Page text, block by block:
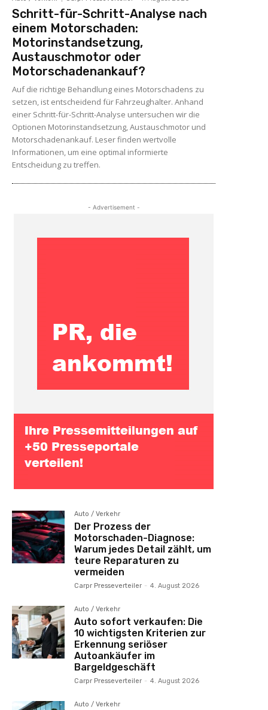
Schritt-für-Schritt-Analyse nach
einem Motorschaden:
Motorinstandsetzung,
Austauschmotor oder
Motorschadenankauf?
Auf die richtige Behandlung eines Motorschadens zu
setzen, ist entscheidend für Fahrzeughalter. Anhand
einer Schritt-für-Schritt-Analyse untersuchen wir die
Optionen Motorinstandsetzung, Austauschmotor und
Motorschadenankauf. Leser finden wertvolle
Informationen, um eine optimal informierte
Entscheidung zu treffen.
- Advertisement -
Auto / Verkehr
Der Prozess der
Motorschaden-Diagnose:
Warum jedes Detail zählt, um
teure Reparaturen zu
vermeiden
Carpr Presseverteiler - 4. August 2026
Auto / Verkehr
Auto sofort verkaufen: Die
10 wichtigsten Kriterien zur
Erkennung seriöser
Autoankäufer im
Bargeldgeschäft
Carpr Presseverteiler - 4. August 2026
Auto / Verkehr